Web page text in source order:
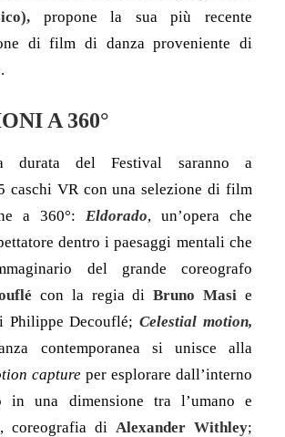
propone la sua più recente
di film di danza proveniente di
A 360°
durata del Festival saranno a
caschi VR con una selezione di film
a 360°: Eldorado, un’opera che
dentro i paesaggi mentali che
del grande coreografo
con la regia diBruno Masi e
Philippe Decouflé;Celestial motion,
contemporanea si unisce alla
capture per esplorare dall’interno
in una dimensione tra l’umano e
coreografia di Alexander Withley;